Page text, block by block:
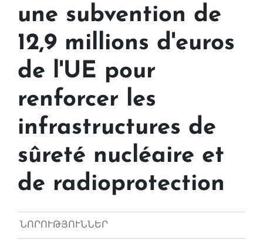
une subvention de
12,9 millions d'euros
de l'UE pour
renforcer les
infrastructures de
sûreté nucléaire et
de radioprotection
ՆՈՐՈՒԹՅՈՒՆՆԵՐ